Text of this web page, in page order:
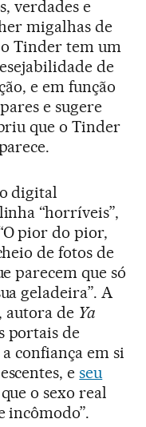
verdades e
migalhas de
o Tinder tem um
de
e em função
e sugere
que o Tinder
digital
“horríveis”,
pior do pior,
de fotos de
parecem que só
geladeira”. A
autora de Ya
portais de
confiança em si
eseu
o sexo real
incômodo”.